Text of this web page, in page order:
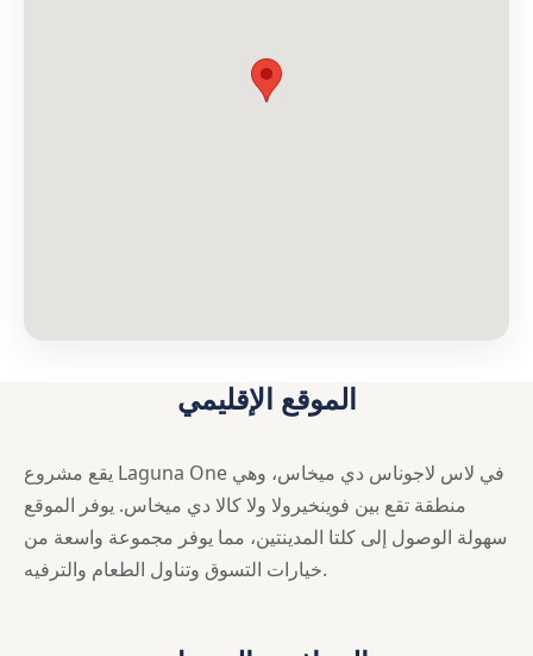
الموقع الإقليمي
يقع مشروع Laguna One في لاس لاجوناس دي ميخاس، وهي
منطقة تقع بين فوينخيرولا ولا كالا دي ميخاس. يوفر الموقع
سهولة الوصول إلى كلتا المدينتين، مما يوفر مجموعة واسعة من
خيارات التسوق وتناول الطعام والترفيه.